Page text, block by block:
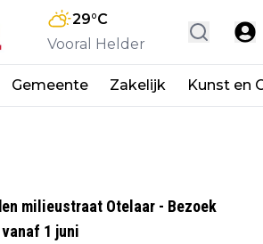
29°C
Vooral Helder
Gemeente Zakelijk Kunst en
milieustraat Otelaar - Bezoek
1 juni